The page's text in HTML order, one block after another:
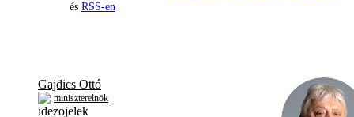
és RSS-en
Gajdics Ottó
miniszterelnök